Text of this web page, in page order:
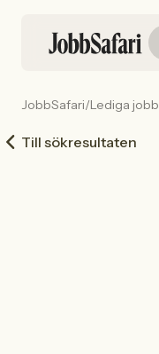
JobbSafari/Lediga jobb
Till sökresultaten